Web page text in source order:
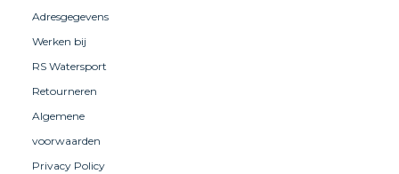
Adresgegevens
Werken bij
RS Watersport
Retourneren
Algemene
voorwaarden
Privacy Policy